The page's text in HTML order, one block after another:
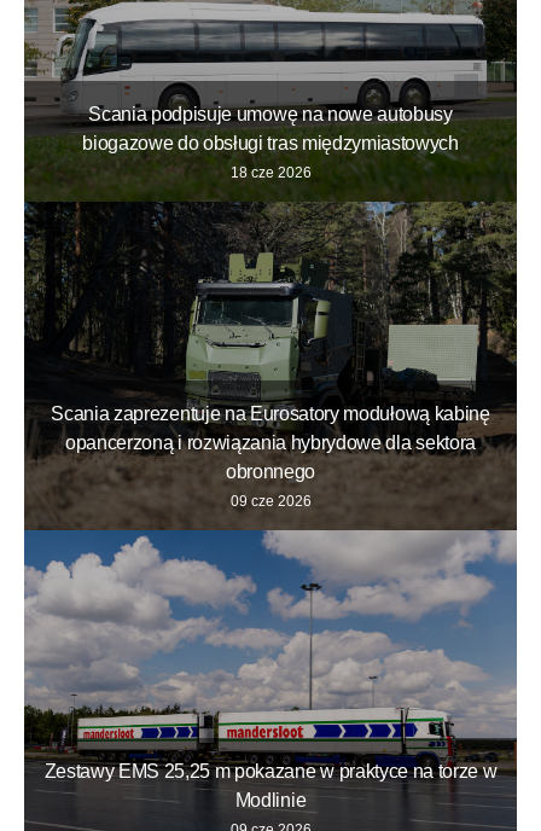
Scania podpisuje umowę na nowe autobusy
biogazowe do obsługi tras międzymiastowych
18 cze 2026
Scania zaprezentuje na Eurosatory modułową kabinę
opancerzoną i rozwiązania hybrydowe dla sektora
obronnego
09 cze 2026
Zestawy EMS 25,25 m pokazane w praktyce na torze w
Modlinie